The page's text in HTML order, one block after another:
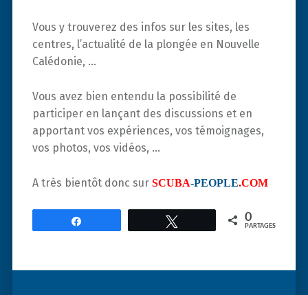
Vous y trouverez des infos sur les sites, les
centres, l’actualité de la plongée en Nouvelle
Calédonie, …
Vous avez bien entendu la possibilité de
participer en lançant des discussions et en
apportant vos expériences, vos témoignages,
vos photos, vos vidéos, …
A très bientôt donc sur SCUBA-PEOPLE.COM
0
PARTAGES